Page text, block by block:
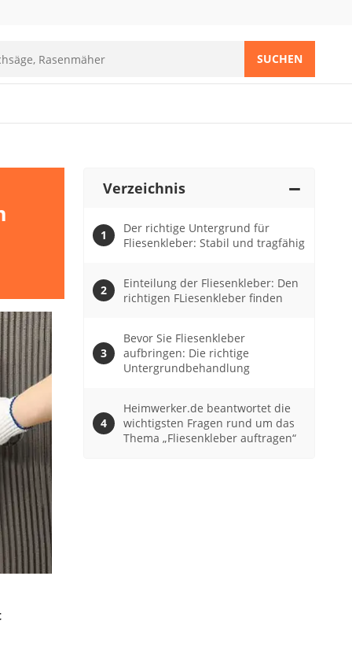
SUCHEN
Verzeichnis
Der richtige Untergrund für
Fliesenkleber: Stabil und tragfähig
Einteilung der Fliesenkleber: Den
richtigen FLiesenkleber finden
Bevor Sie Fliesenkleber
aufbringen: Die richtige
Untergrundbehandlung
Heimwerker.de beantwortet die
wichtigsten Fragen rund um das
Thema „Fliesenkleber auftragen“